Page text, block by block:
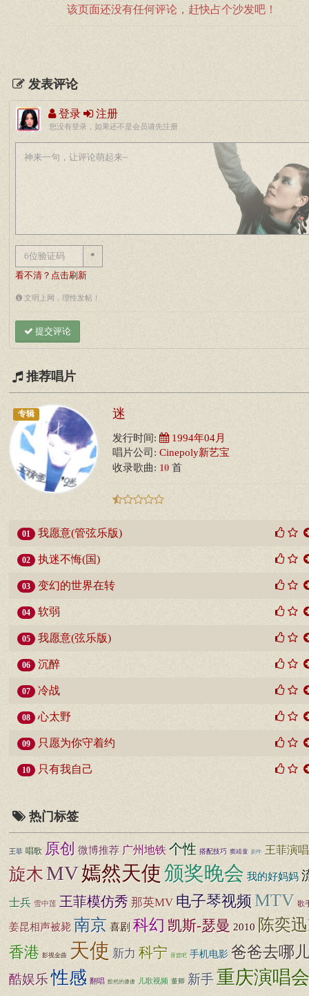
该页面还没有任何评论，赶快占个沙发吧！
发表评论
登录 注册
您没有登录，如果还不是会员请先注册
*
看不清？点击刷新
文明上网，理性发帖！
提交评论
推荐唱片
专辑 迷
发行时间: 1994年04月
唱片公司: Cinepoly新艺宝
收录歌曲: 10 首
01 我愿意(管弦乐版)
02 执迷不悔(国)
03 变幻的世界在转
04 软弱
05 我愿意(弦乐版)
06 沉醉
07 冷战
08 心太野
09 只愿为你守着约
10 只有我自己
热门标签
王菲 唱歌 原创 微博推荐 广州地铁 个性 搭配技巧 窦靖童 剧牛 王菲演
旋木MV嫣然天使颁奖晚会 我的好妈妈
士兵 雪中莲 王菲模仿秀 那英MV 电子琴视频 MTV 歌
姜昆相声被毙 南京 喜剧 科幻 凯斯-瑟曼 2010 陈奕
香港 影视金曲 天使 新力 科宁 胥渡吧 手机电影 爸爸去哪
酷娱乐性感 翻唱 黯然的傻傻 儿歌视频 董卿 新手重庆演唱会